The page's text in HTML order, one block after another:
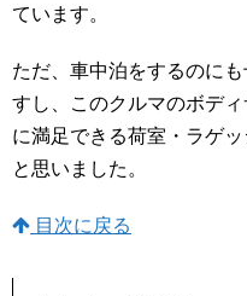
ています。
ただ、車中泊をするのに
すし、このクルマのボデ
に満足できる荷室・ラゲ
と思いました。
目次に戻る